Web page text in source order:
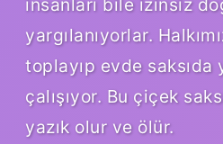
yargılanıyorlar.
toplayıp evde
çalışıyor. Bu çiçek
yazık olur ve ölür.